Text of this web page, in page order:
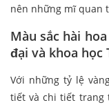
nên những mĩ quan
Màu sắc hài
đại và khoa học
Với những tỷ lệ
tiết và chi tiết trang